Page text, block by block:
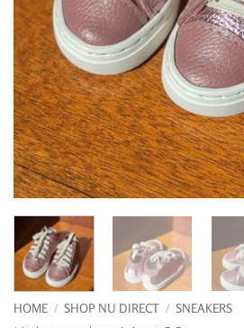
HOME / SHOP NU DIRECT / SNEAKERS